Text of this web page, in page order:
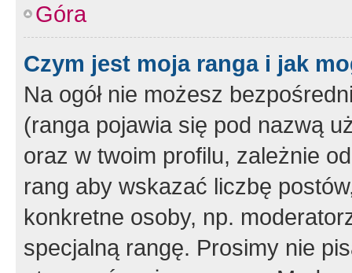
Góra
Czym jest moja ranga i jak
Na ogół nie możesz
(ranga pojawia się pod nazwą
oraz w twoim profilu, zależnie
rang aby wskazać liczbę
konkretne osoby, np.
specjalną rangę. Prosimy nie